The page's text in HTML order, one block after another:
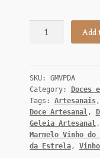
Geleia
Vinho
do
Porto
250
gr
quantity
Add
SKU: GMVPDA
Category:
Doces
Tags: Artesanais,
Doce Artesanal,
Geleia Artesanal,
Marmelo Vinho do
da Estrela,